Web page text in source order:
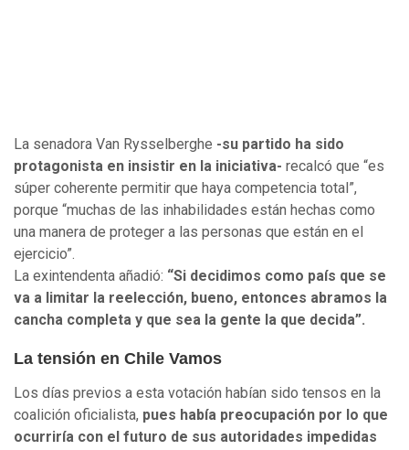
La senadora Van Rysselberghe -su partido ha sido
protagonista en insistir en la iniciativa- recalcó que “es
súper coherente permitir que haya competencia total”,
porque “muchas de las inhabilidades están hechas como
una manera de proteger a las personas que están en el
ejercicio”.
La exintendenta añadió: “Si decidimos como país que se
va a limitar la reelección, bueno, entonces abramos la
cancha completa y que sea la gente la que decida”.
La tensión en Chile Vamos
Los días previos a esta votación habían sido tensos en la
coalición oficialista, pues había preocupación por lo que
ocurriría con el futuro de sus autoridades impedidas